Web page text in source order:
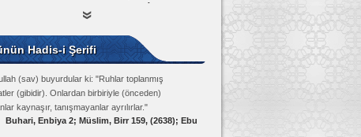
Hadis-i Şerifi
(sav) buyurdular ki: "Ruhlar toplanmış
(gibidir). Onlardan birbiriyle (önceden)
kaynaşır, tanışmayanlar ayrılırlar."
Buhari, Enbiya 2; Müslim, Birr 159, (2638); Ebu